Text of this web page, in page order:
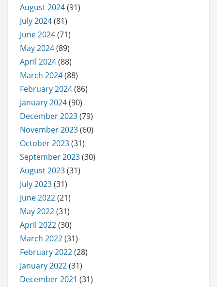
August 2024(91)
July 2024(81)
June 2024(71)
May 2024(89)
April 2024(88)
March 2024(88)
February 2024(86)
January 2024(90)
December 2023(79)
November 2023(60)
October 2023(31)
September 2023(30)
August 2023(31)
July 2023(31)
June 2022(21)
May 2022(31)
April 2022(30)
March 2022(31)
February 2022(28)
January 2022(31)
December 2021 (31)